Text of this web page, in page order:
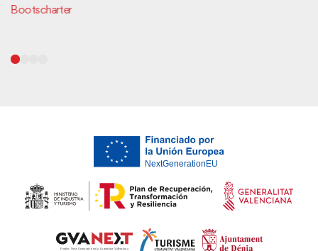
Bootscharter